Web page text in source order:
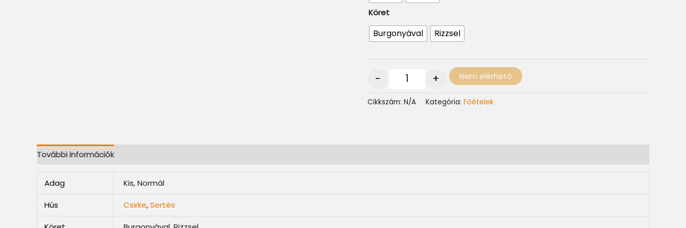
Köret
Burgonyával Rizzsel
- + Nem elérhető
Cikkszám: N/A Kategória: Főételek
További információk
Adag Kis, Normál
Hús Csirke,Sertés